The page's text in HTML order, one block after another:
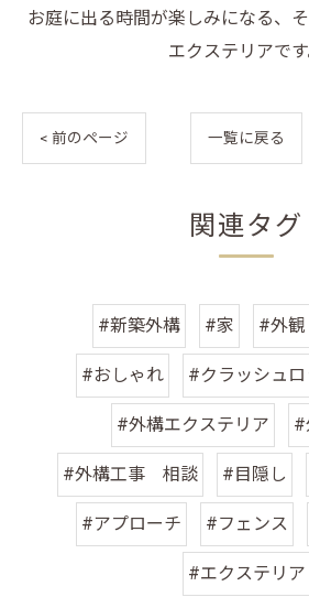
お庭に出る時間が楽しみになる、
エクステリアです
< 前のページ 一覧に戻る
関連タグ
#新築外構 #家 #外観
#おしゃれ #クラッシュロ
#外構エクステリア #
#外構工事 相談 #目隠し
#アプローチ #フェンス
#エクステリア